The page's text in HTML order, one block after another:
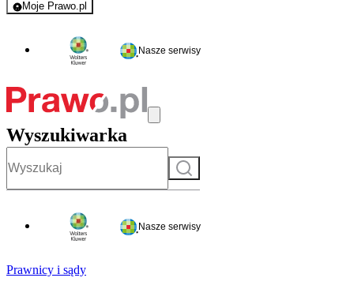
Moje Prawo.pl
- rejestracja i logowanie do serwisu
Nasze serwisy
Wyszukiwarka
Szukaj
Nasze serwisy
Prawnicy i sądy